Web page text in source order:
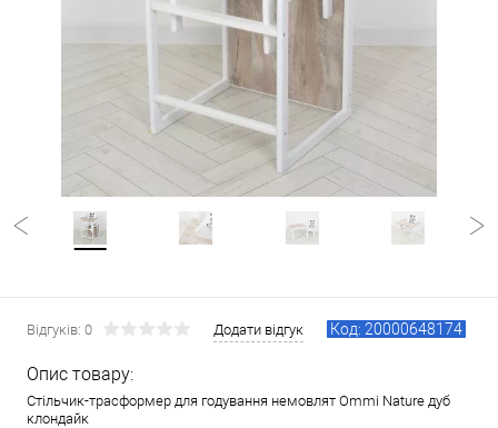
Відгуків: 0 Додати відгук Код: 20000648174
Опис товару:
Стільчик-трасформер для годування немовлят Ommi Nature дуб
клондайк